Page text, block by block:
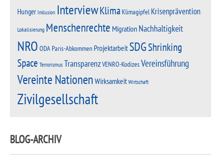
Hunger Inklusion InterviewKlimaKlimagipfel Krisenprävention
Lokalisierung Menschenrechte Migration Nachhaltigkeit
NRO ODAParis-Abkommen ProjektarbeitSDGShrinking
Space TerrorismusTransparenzVENRO-KodizesVereinsführung
Vereinte Nationen Wirksamkeit Wirtschaft
Zivilgesellschaft
BLOG-ARCHIV